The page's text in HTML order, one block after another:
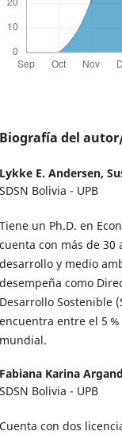
Biografía del
Lykke E. Andersen,
SDSN Bolivia - UPB
Tiene un Ph.D. en
cuenta con más de 30
desarrollo y medio
desempeña como
Desarrollo Sostenible
encuentra entre el 5
mundial.
Fabiana Karina
SDSN Bolivia - UPB
Cuenta con dos